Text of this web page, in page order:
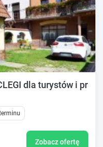
dla turystów i
Zobacz ofertę